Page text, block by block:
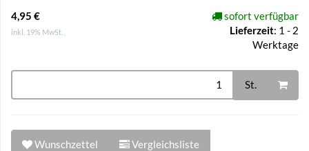
4,95 €
inkl. 19% MwSt. ,
sofort verfügbar
Lieferzeit: 1 - 2
Werktage
St.
Wunschzettel Vergleichsliste